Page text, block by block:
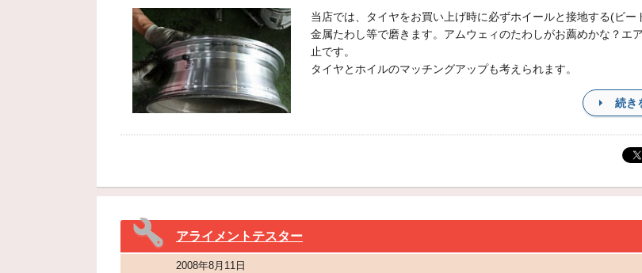
当店では、タイヤをお買い上げ時に必ずホイールと接地する(ビー
金属たわし等で磨きます。アムウェィのたわしがお薦めかな？エ
止です。
タイヤとホイルのマッチングアップも考えられます。
続き
アライメントテスター
2008年8月11日